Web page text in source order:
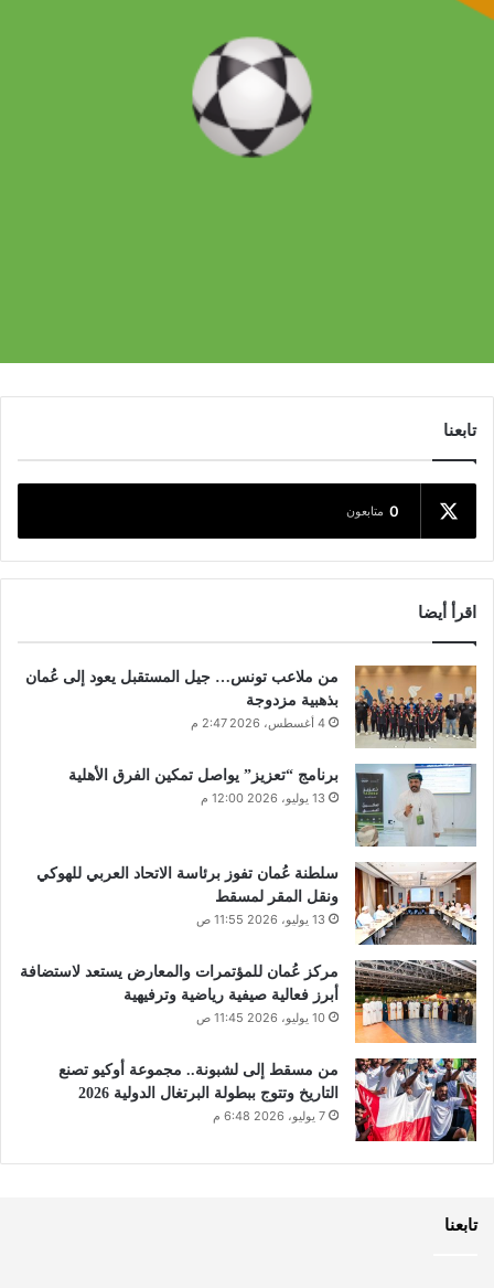
تابعنا
0 متابعون
اقرأ أيضا
من ملاعب تونس… جيل المستقبل يعود إلى عُمان
بذهبية مزدوجة
4 أغسطس، 2026 2:47 م
برنامج “تعزيز” يواصل تمكين الفرق الأهلية
13 يوليو، 2026 12:00 م
سلطنة عُمان تفوز برئاسة الاتحاد العربي للهوكي
ونقل المقر لمسقط
13 يوليو، 2026 11:55 ص
مركز عُمان للمؤتمرات والمعارض يستعد لاستضافة
أبرز فعالية صيفية رياضية وترفيهية
10 يوليو، 2026 11:45 ص
من مسقط إلى لشبونة.. مجموعة أوكيو تصنع
التاريخ وتتوج ببطولة البرتغال الدولية 2026
7 يوليو، 2026 6:48 م
تابعنا